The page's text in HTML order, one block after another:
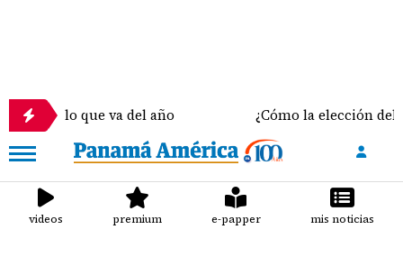
va del año ¿Cómo la elección del sostén
videos premium e-papper mis noticias